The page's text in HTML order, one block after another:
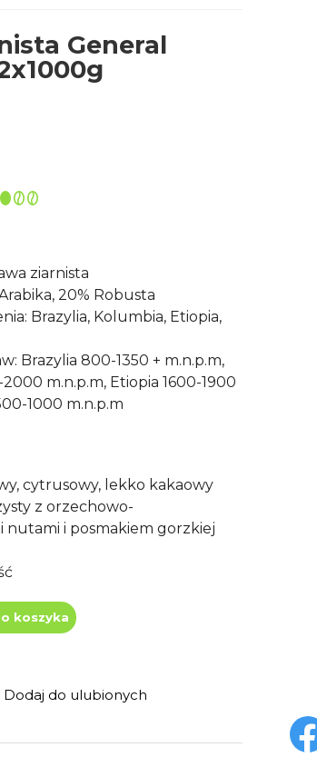
General
ziarnista
20% Robusta
Brazylia, Kolumbia, Etiopia,
Brazylia 800-1350 + m.n.p.m,
m.n.p.m, Etiopia 1600-1900
1000 m.n.p.m
cytrusowy, lekko kakaowy
z orzechowo-
nutami i posmakiem gorzkiej
koszyka
Dodaj do ulubionych